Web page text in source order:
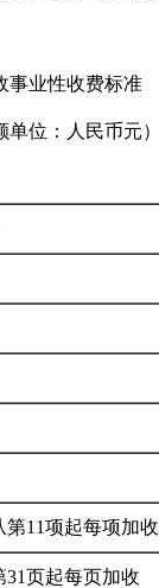
业性收费标准
位：人民币元）
11项起每项加收
页起每页加收